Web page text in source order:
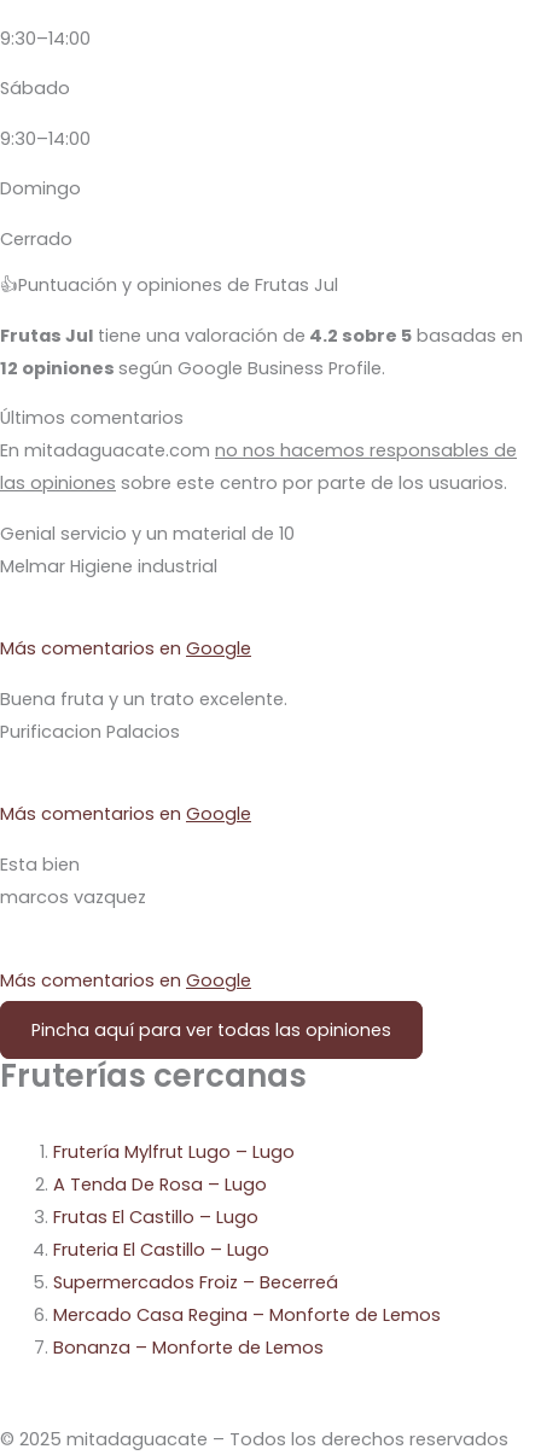
9:30–14:00
Sábado
9:30–14:00
Domingo
Cerrado
👍Puntuación y opiniones de Frutas Jul
Frutas Jul tiene una valoración de 4.2 sobre 5 basadas en
12 opiniones según Google Business Profile.
Últimos comentarios
En mitadaguacate.com no nos hacemos responsables de
las opiniones sobre este centro por parte de los usuarios.
Genial servicio y un material de 10
Melmar Higiene industrial
Más comentarios en Google
Buena fruta y un trato excelente.
Purificacion Palacios
Más comentarios en Google
Esta bien
marcos vazquez
Más comentarios en Google
Pincha aquí para ver todas las opiniones
Fruterías cercanas
Frutería Mylfrut Lugo – Lugo
A Tenda De Rosa – Lugo
Frutas El Castillo – Lugo
Fruteria El Castillo – Lugo
Supermercados Froiz – Becerreá
Mercado Casa Regina – Monforte de Lemos
Bonanza – Monforte de Lemos
© 2025 mitadaguacate – Todos los derechos reservados